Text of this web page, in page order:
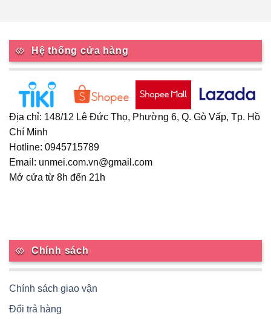
Các
tùy
chọn
có
được
trên
trang
sản
Hệ thống cửa hàng
Địa chỉ: 148/12 Lê Đức Thọ, Phường 6, Q. Gò Vấp, Tp. Hồ
Chí Minh
Hotline: 0945715789
Email: unmei.com.vn@gmail.com
Mở cửa từ 8h đến 21h
Chính sách
Chính sách giao vận
Đổi trả hàng